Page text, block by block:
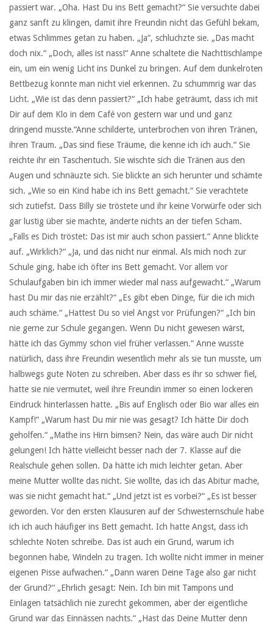
passiert war. „Oha. Hast Du ins Bett gemacht?“ Sie versuchte dabei
ganz sanft zu klingen, damit ihre Freundin nicht das Gefühl bekam,
etwas Schlimmes getan zu haben. „Ja“, schluchzte sie. „Das macht
doch nix.“ „Doch, alles ist nass!“ Anne schaltete die Nachttischlampe
ein, um ein wenig Licht ins Dunkel zu bringen. Auf dem dunkelroten
Bettbezug konnte man nicht viel erkennen. Zu schummrig war das
Licht. „Wie ist das denn passiert?“ „Ich habe geträumt, dass ich mit
Dir auf dem Klo in dem Café von gestern war und und ganz
dringend musste.“Anne schilderte, unterbrochen von ihren Tränen,
ihren Traum. „Das sind fiese Träume, die kenne ich ich auch.“ Sie
reichte ihr ein Taschentuch. Sie wischte sich die Tränen aus den
Augen und schnäuzte sich. Sie blickte an sich herunter und schämte
sich. „Wie so ein Kind habe ich ins Bett gemacht.“ Sie verachtete
sich zutiefst. Dass Billy sie tröstete und ihr keine Vorwürfe oder sich
gar lustig über sie machte, änderte nichts an der tiefen Scham.
„Falls es Dich tröstet: Das ist mir auch schon passiert.“ Anne blickte
auf. „Wirklich?“ „Ja, und das nicht nur einmal. Als mich noch zur
Schule ging, habe ich öfter ins Bett gemacht. Vor allem vor
Schulaufgaben bin ich immer wieder mal nass aufgewacht.“ „Warum
hast Du mir das nie erzählt?“ „Es gibt eben Dinge, für die ich mich
auch schäme.“ „Hattest Du so viel Angst vor Prüfungen?“ „Ich bin
nie gerne zur Schule gegangen. Wenn Du nicht gewesen wärst,
hätte ich das Gymmy schon viel früher verlassen.“ Anne wusste
natürlich, dass ihre Freundin wesentlich mehr als sie tun musste, um
halbwegs gute Noten zu schreiben. Aber dass es ihr so schwer fiel,
hatte sie nie vermutet, weil ihre Freundin immer so einen lockeren
Eindruck hinterlassen hatte. „Bis auf Englisch oder Bio war alles ein
Kampf!“ „Warum hast Du mir nie was gesagt? Ich hätte Dir doch
geholfen.“ „Mathe ins Hirn bimsen? Nein, das wäre auch Dir nicht
gelungen! Ich hätte vielleicht besser nach der 7. Klasse auf die
Realschule gehen sollen. Da hätte ich mich leichter getan. Aber
meine Mutter wollte das nicht. Sie wollte, das ich das Abitur mache,
was sie nicht gemacht hat.“ „Und jetzt ist es vorbei?“ „Es ist besser
geworden. Vor den ersten Klausuren auf der Schwesternschule habe
ich ich auch häufiger ins Bett gemacht. Ich hatte Angst, dass ich
schlechte Noten schreibe. Das ist auch ein Grund, warum ich
begonnen habe, Windeln zu tragen. Ich wollte nicht immer in meiner
eigenen Pisse aufwachen.“ „Dann waren Deine Tage also gar nicht
der Grund?“ „Ehrlich gesagt: Nein. Ich bin mit Tampons und
Einlagen tatsächlich nie zurecht gekommen, aber der eigentliche
Grund war das Einnässen nachts.“ „Hast das Deine Mutter denn